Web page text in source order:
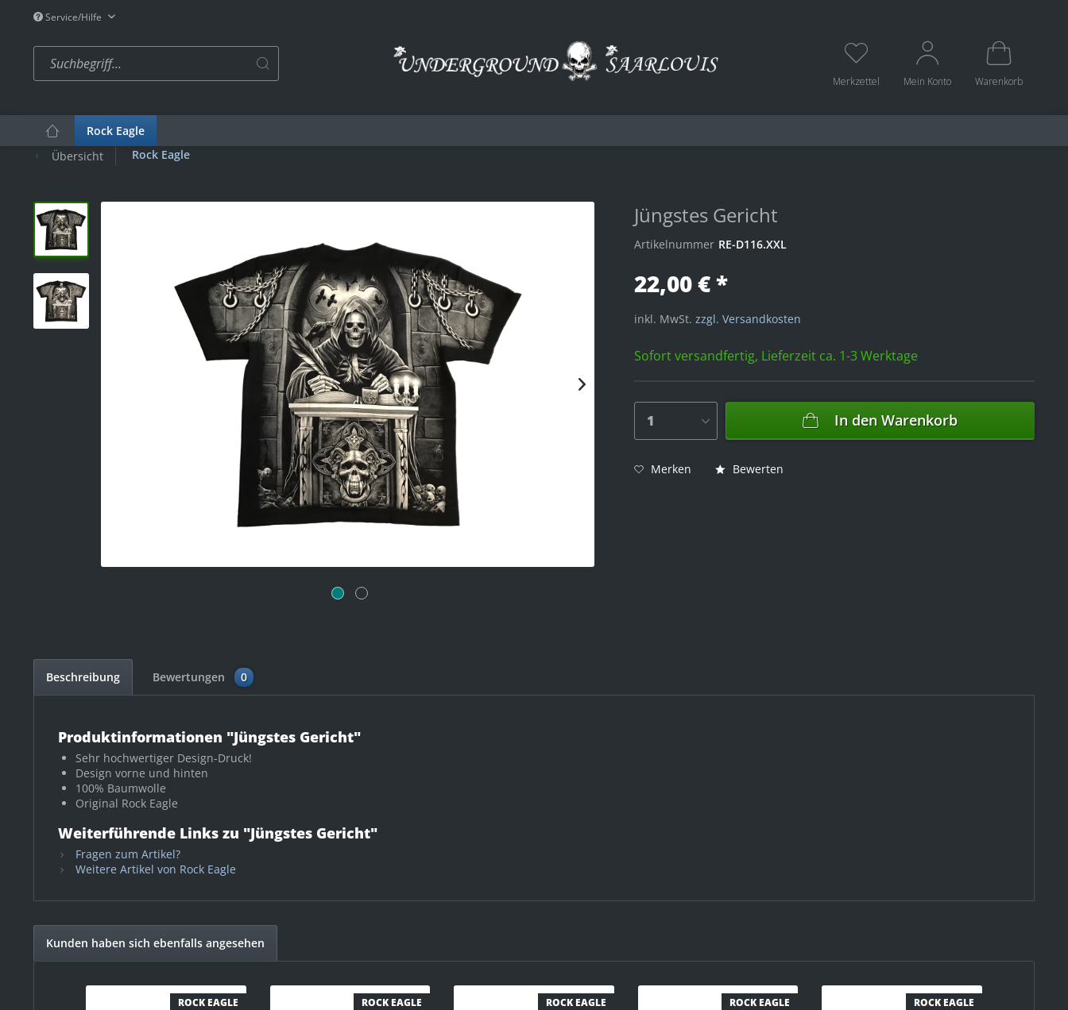
Service/Hilfe
Merkzettel Mein Konto Warenkorb
Rock Eagle
Übersicht
Rock Eagle
Jüngstes Gericht
Artikelnummer RE-D116.XXL
22,00 € *
inkl. MwSt. zzgl. Versandkosten
Sofort versandfertig, Lieferzeit ca. 1-3 Werktage
In den Warenkorb
Merken Bewerten
Beschreibung Bewertungen 0
Produktinformationen "Jüngstes Gericht"
Sehr hochwertiger Design-Druck!
Design vorne und hinten
100% Baumwolle
Original Rock Eagle
Weiterführende Links zu "Jüngstes Gericht"
Fragen zum Artikel?
Weitere Artikel von Rock Eagle
Kunden haben sich ebenfalls angesehen
ROCK EAGLE
ROCK EAGLE
ROCK EAGLE
ROCK EAGLE
ROCK EAGLE